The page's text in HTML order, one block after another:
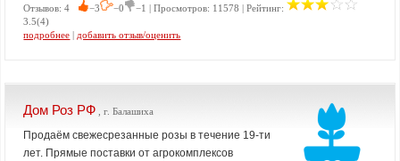
Отзывов: 4 −3 −0
−1 | Просмотров: 11578 | Рейтинг:
3.5(4)
подробнее | добавить отзыв/оценить
Дом Роз РФ , г. Балашиха
Продаём свежесрезанные розы в течение 19-ти
лет. Прямые поставки от агрокомплексов